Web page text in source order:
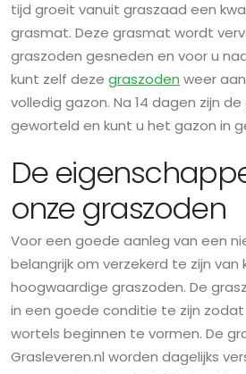
tijd groeit vanuit graszaad een
grasmat. Deze grasmat wordt
graszoden gesneden en voor u
kunt zelf deze graszoden weer
volledig gazon. Na 14 dagen zijn
geworteld en kunt u het gazon in
De
onze graszoden
Voor een goede aanleg van een
belangrijk om verzekerd te zijn van
hoogwaardige graszoden. De
in een goede conditie te zijn
wortels beginnen te vormen. De
Grasleveren.nl worden dagelijks